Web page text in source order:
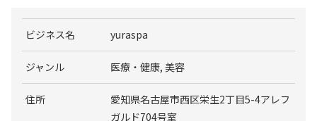
ビジネス名 yuraspa
ジャンル 医療・健康, 美容
住所
愛知県名古屋市西区栄生2丁目5-4アレフ
ガルド704号室